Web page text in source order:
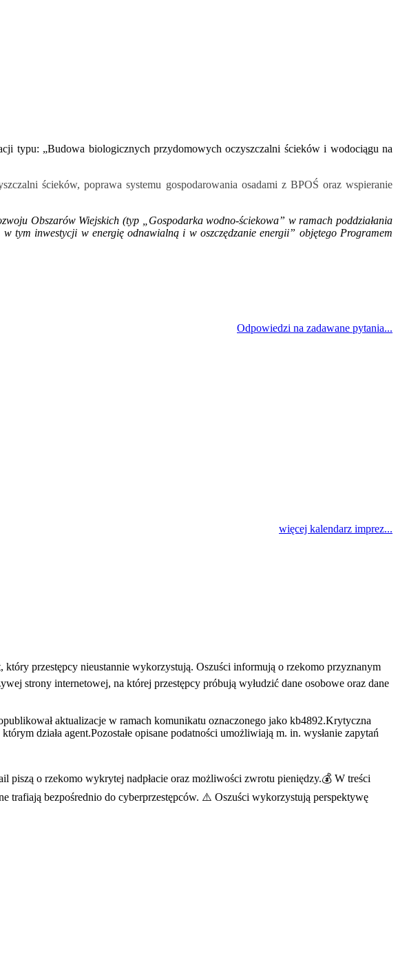
typu: „Budowa biologicznych przydomowych oczyszczalni ścieków i wodociągu na
ścieków, poprawa systemu gospodarowania osadami z BPOŚ oraz wspieranie
Obszarów Wiejskich (typ „Gospodarka wodno-ściekowa” w ramach poddziałania
tym inwestycji w energię odnawialną i w oszczędzanie energii” objętego Programem
Odpowiedzi na zadawane pytania...
więcej kalendarz imprez...
przestępcy nieustannie wykorzystują. Oszuści informują o rzekomo przyznanym
strony internetowej, na której przestępcy próbują wyłudzić dane osobowe oraz dane
aktualizacje w ramach komunikatu oznaczonego jako kb4892.Krytyczna
działa agent.Pozostałe opisane podatności umożliwiają m. in. wysłanie zapytań
o rzekomo wykrytej nadpłacie oraz możliwości zwrotu pieniędzy.💰 W treści
trafiają bezpośrednio do cyberprzestępców. ⚠️ Oszuści wykorzystują perspektywę